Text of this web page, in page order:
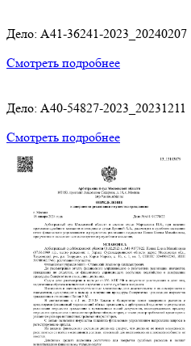
Дело: A41-36241-2023_20240207
Смотреть подробнее
Дело: A40-54827-2023_20231211
Смотреть подробнее